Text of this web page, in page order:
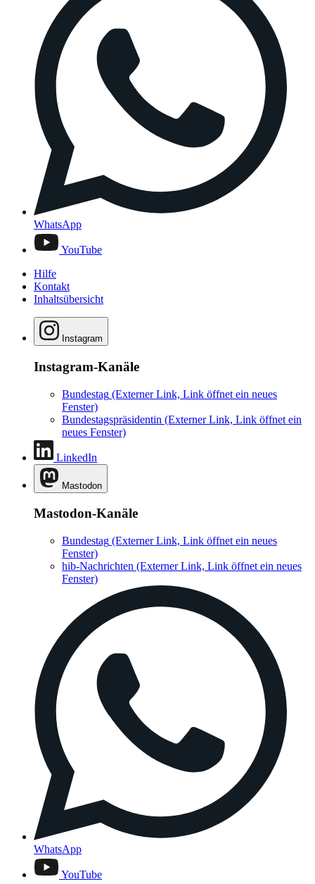
WhatsApp
YouTube
Hilfe
Kontakt
Inhaltsübersicht
Instagram
Instagram-Kanäle
Bundestag (Externer Link, Link öffnet ein neues
Fenster)
Bundestagspräsidentin (Externer Link, Link öffnet ein
neues Fenster)
LinkedIn
Mastodon
Mastodon-Kanäle
Bundestag (Externer Link, Link öffnet ein neues
Fenster)
hib-Nachrichten (Externer Link, Link öffnet ein neues
Fenster)
WhatsApp
YouTube